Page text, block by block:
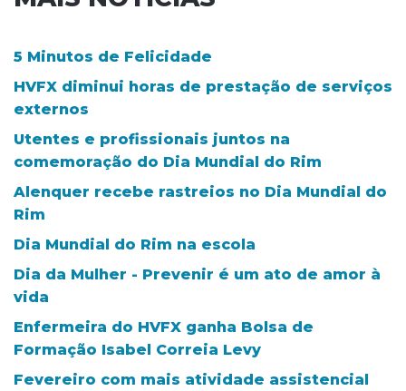
5 Minutos de Felicidade
HVFX diminui horas de prestação de serviços
externos
Utentes e profissionais juntos na
comemoração do Dia Mundial do Rim
Alenquer recebe rastreios no Dia Mundial do
Rim
Dia Mundial do Rim na escola
Dia da Mulher - Prevenir é um ato de amor à
vida
Enfermeira do HVFX ganha Bolsa de
Formação Isabel Correia Levy
Fevereiro com mais atividade assistencial